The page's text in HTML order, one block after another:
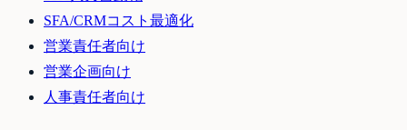
SFA/CRMコスト最適化
営業責任者向け
営業企画向け
人事責任者向け